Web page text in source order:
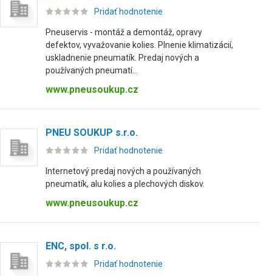
Pridať hodnotenie
Pneuservis - montáž a demontáž, opravy
defektov, vyvažovanie kolies. Plnenie klimatizácií,
uskladnenie pneumatík. Predaj nových a
používaných pneumatí...
www.pneusoukup.cz
PNEU SOUKUP s.r.o.
Pridať hodnotenie
Internetový predaj nových a používaných
pneumatík, alu kolies a plechových diskov.
www.pneusoukup.cz
ENC, spol. s r.o.
Pridať hodnotenie